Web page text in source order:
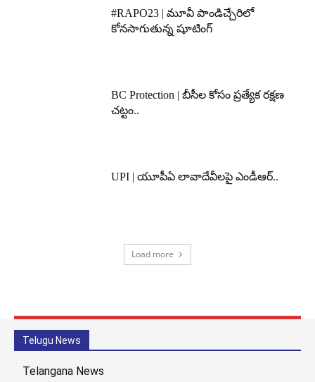
#RAPO23 | మూవీ పాండిచ్చేరిలో
కోనసాగుతున్న షూటింగ్
BC Protection | బీసీల కోసం ప్రత్యేక రక్షణ
చట్టం..
UPI | యూపీఏ లావాదేవీలపై ఎండీఆర్..
Load more
Telugu News
Telangana News